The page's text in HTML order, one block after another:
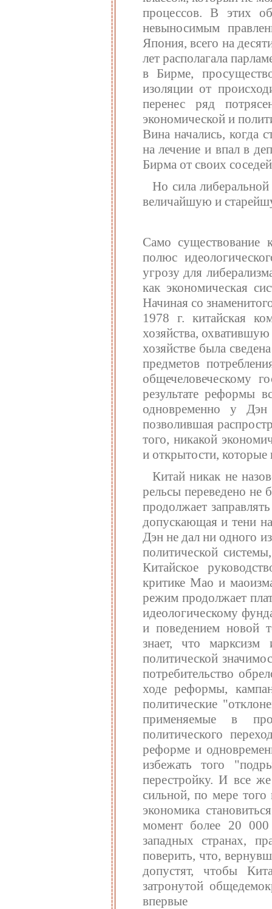
процессов. В этих
невыносимым
Япония, всего на
лет располагала
в Бирме,
изоляции от
перенес ряд
экономической и
Вина начались, когда
на лечение и впал в
Бирма от своих
Но сила
величайшую и
Само существование
полюс
угрозу для
как экономическая
Начиная со
1978 г. китайская
хозяйства,
хозяйстве была
предметов
общечеловеческому
результате реформы
одновременно у Дэн
позволившая
того, никакой
и открытости, которые
Китай никак не
рельсы переведено не
продолжает
допускающая и тени
Дэн не дал ни одного
политической
Китайское
критике Мао и
режим продолжает
идеологическому
и поведением новой
знает, что
политической
потребительство
ходе реформы,
политические
применяемые в
политического
реформе и
избежать того
перестройку. И все же
сильной, по мере того
экономика
момент более 20
западных странах,
поверить, что,
допустят, чтобы
затронутой
впервые